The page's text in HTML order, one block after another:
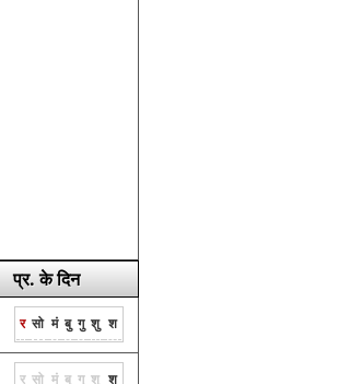
प्र. के दिन
र सो मं बु गु शु श
र सो मं बु गु शु श